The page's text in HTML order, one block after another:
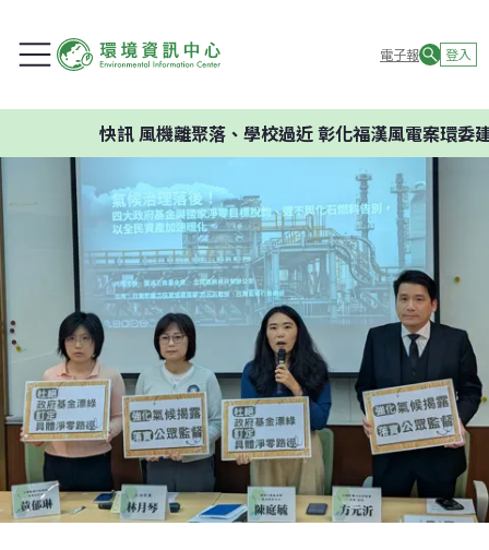
電子報 登入
風機離聚落、學校過近 彰化福漢風電案環委建議不